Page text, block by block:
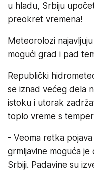
u hladu, Srbiju
preokret vremena!
Meteorolozi
mogući grad i pad
Republički
se iznad većeg dela
istoku i utorak
toplo vreme s
- Veoma retka
grmljavine moguća je
Srbiji. Padavine su